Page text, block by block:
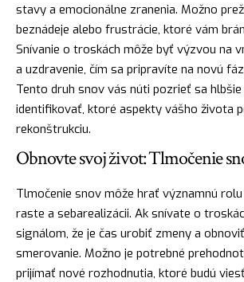
stavy a emocionálne zranenia. Možno
beznádeje alebo frustrácie, ktoré vám
Snívanie o troskách môže byť výzvou na
a uzdravenie, čím sa pripravíte na novú
Tento druh snov vás núti pozrieť sa hlbšie
identifikovať, ktoré aspekty vášho života
rekonštrukciu.
Obnovte svoj život: Tlmočenie
Tlmočenie snov môže hrať významnú
raste a sebarealizácii. Ak snívate o
signálom, že je čas urobiť zmeny a
smerovanie. Možno je potrebné
prijímať nové rozhodnutia, ktoré budú